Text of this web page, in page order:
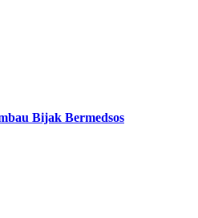
Bijak Bermedsos